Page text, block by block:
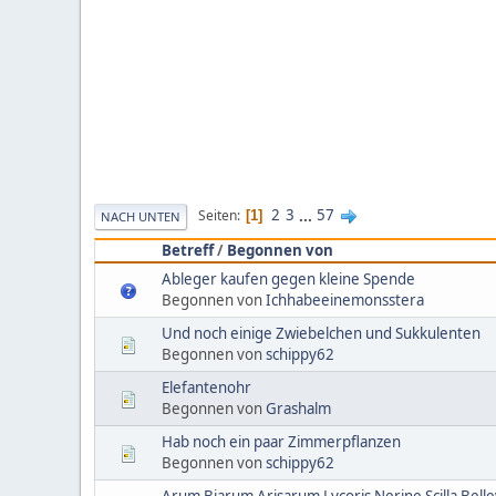
NACH UNTEN Seiten 1 2 3 ... 57
Betreff/ Begonnen von
Ableger kaufen gegen kleine Spende
Begonnen vonIchhabeeinemonsstera
Und noch einige Zwiebelchen und Sukkulenten
Begonnen vonschippy62
Elefantenohr
Begonnen vonGrashalm
Hab noch ein paar Zimmerpflanzen
Begonnen vonschippy62